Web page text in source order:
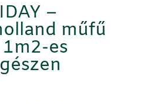
–
műfű
es